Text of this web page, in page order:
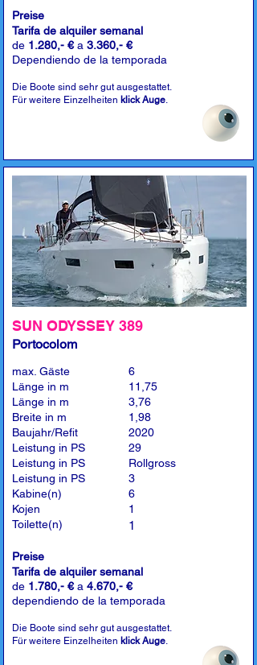
Preise
Tarifa de alquiler semanal
de 1.280,- €a 3.360,- €
Dependiendo de la temporada
Die Boote sind sehr gut ausgestattet.
Für weitere Einzelheiten klick Auge.
SUN ODYSSEY 389
Portocolom
max. Gäste
Länge in m
Länge in m
Breite in m
Baujahr/Refit
Leistung in PS
Leistung in PS
Leistung in PS
Kabine(n)
Kojen
Toilette(n)
6
11,75
3,76
1,98
2020
29
Rollgross
3
6
1
1
Preise
Tarifa de alquiler semanal
de 1.780,- €a 4.670,- €
dependiendo de la temporada
Die Boote sind sehr gut ausgestattet.
Für weitere Einzelheiten klick Auge.